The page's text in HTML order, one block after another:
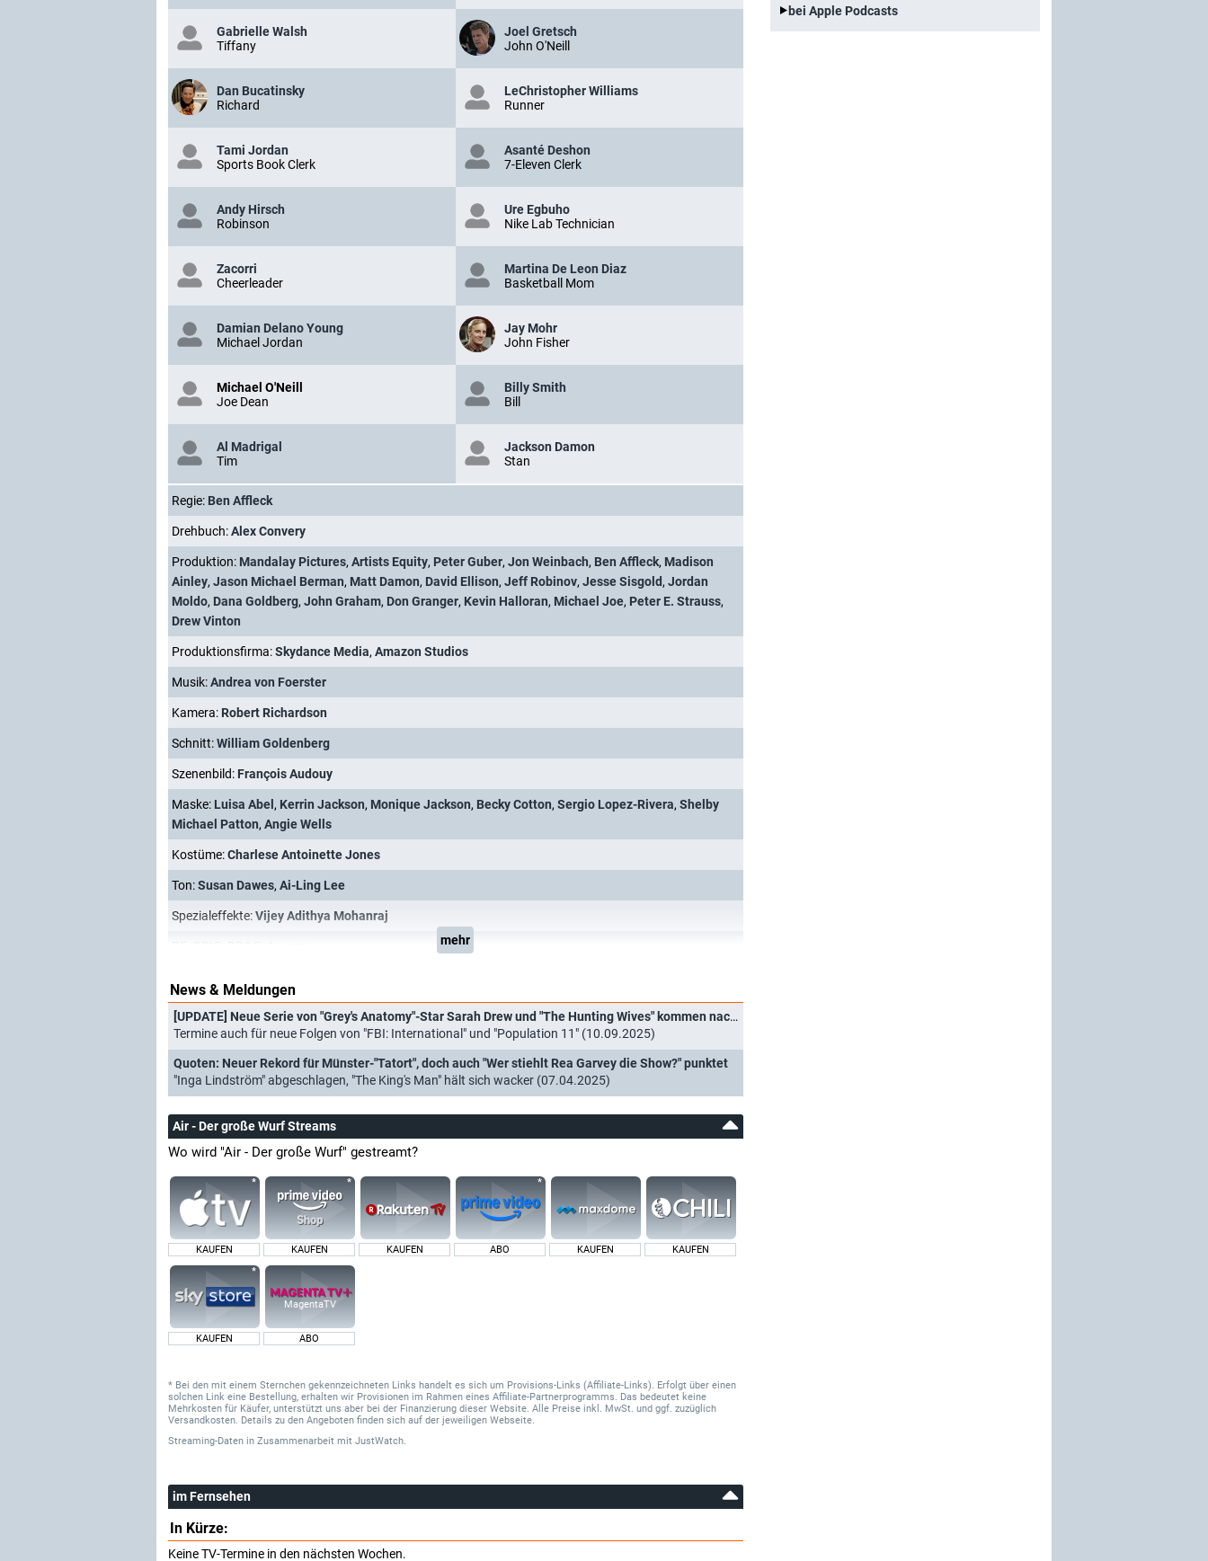
Gabrielle Walsh
Tiffany
Joel Gretsch
John O'Neill
Dan Bucatinsky
Richard
LeChristopher Williams
Runner
Tami Jordan
Sports Book Clerk
Asanté Deshon
7-Eleven Clerk
Andy Hirsch
Robinson
Ure Egbuho
Nike Lab Technician
Zacorri
Cheerleader
Martina De Leon Diaz
Basketball Mom
Damian Delano Young
Michael Jordan
Jay Mohr
John Fisher
Michael O'Neill
Joe Dean
Billy Smith
Bill
Al Madrigal
Tim
Jackson Damon
Stan
Regie: Ben Affleck
Drehbuch:Alex Convery
Produktion: Mandalay Pictures, Artists Equity, Peter Guber, Jon Weinbach, Ben Affleck, Madison
Ainley, Jason Michael Berman, Matt Damon, David Ellison, Jeff Robinov, Jesse Sisgold , Jordan
Moldo, Dana Goldberg, John Graham, Don Granger, Kevin Halloran, Michael Joe, Peter E. Strauss,
Drew Vinton
Produktionsfirma:Skydance Media, Amazon Studios
Musik:Andrea von Foerster
Kamera: Robert Richardson
Schnitt:William Goldenberg
Szenenbild: François Audouy
Maske: Luisa Abel , Kerrin Jackson, Monique Jackson, Becky Cotton, Sergio Lopez-Rivera, Shelby
Michael Patton, Angie Wells
Kostüme:Charlese Antoinette Jones
Ton:Susan Dawes, Ai-Ling Lee
Spezialeffekte:Vijey Adithya Mohanraj
mehr
News & Meldungen
[UPDATE] Neue Serie von "Grey's Anatomy"-Star Sarah Drew und "The Hunting Wives" kommen nach Deutschland
Termine auch für neue Folgen von "FBI: International" und "Population 11" (10.09.2025)
Quoten: Neuer Rekord für Münster-"Tatort", doch auch "Wer stiehlt Rea Garvey die Show?" punktet
"Inga Lindström" abgeschlagen, "The King's Man" hält sich wacker (07.04.2025)
Air - Der große Wurf Streams
Wo wird "Air - Der große Wurf" gestreamt?
KAUFEN KAUFEN KAUFEN ABO KAUFEN KAUFEN
KAUFEN
MagentaTV
ABO
* Bei den mit einem Sternchen gekennzeichneten Links handelt es sich um Provisions-Links (Affiliate-Links). Erfolgt über einen
solchen Link eine Bestellung, erhalten wir Provisionen im Rahmen eines Affiliate-Partnerprogramms. Das bedeutet keine
Mehrkosten für Käufer, unterstützt uns aber bei der Finanzierung dieser Website. Alle Preise inkl. MwSt. und ggf. zuzüglich
Versandkosten. Details zu den Angeboten finden sich auf der jeweiligen Webseite.
Streaming-Daten in Zusammenarbeit mit JustWatch.
im Fernsehen
In Kürze:
Keine TV-Termine in den nächsten Wochen.
bei Apple Podcasts